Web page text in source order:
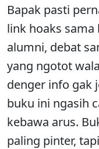
Bapak pasti
link hoaks
alumni, debat
yang ngotot
denger info gak
buku ini ngasih
kebawa arus.
paling pinter,